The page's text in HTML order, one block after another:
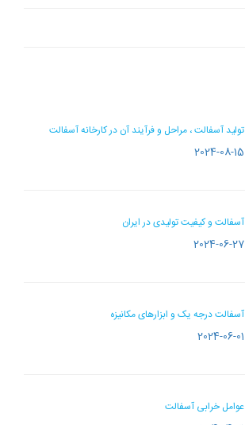
تولید آسفالت ، مراحل و فرآیند آن در کارخانه آسفالت
2024-08-15
آسفالت و کیفیت تولیدی در ایران
2024-06-27
آسفالت درجه یک و ابزارهای مکانیزه
2024-06-01
عوامل خرابی آسفالت